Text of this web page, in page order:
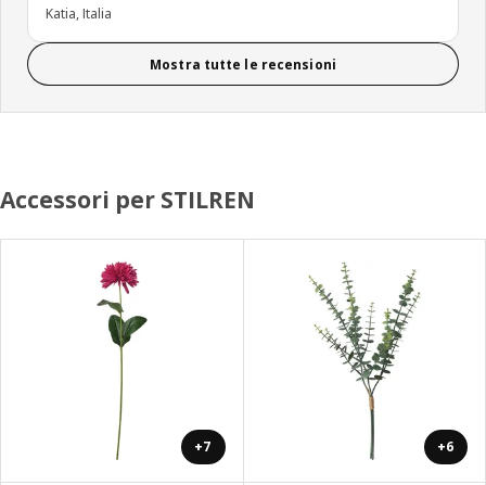
Katia, Italia
Mostra tutte le recensioni
Accessori per STILREN
+7 +6